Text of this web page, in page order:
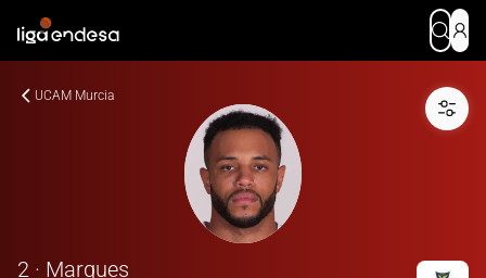
UCAM Murcia
2 · Marques